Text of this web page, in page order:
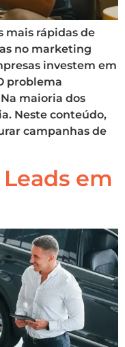
mais rápidas de
no marketing
investem em
problema
maioria dos
Neste conteúdo,
campanhas de
em